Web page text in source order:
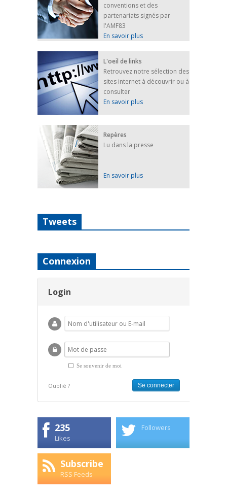
conventions et des
partenariats signés par
l'AMF83
En savoir plus
L'oeil de links
Retrouvez notre sélection des
sites internet à découvrir ou à
consulter
En savoir plus
Repères
Lu dans la presse
En savoir plus
Tweets
Connexion
Login
Se souvenir de moi
Oublié ?
235
Likes
Followers
Subscribe
RSS Feeds